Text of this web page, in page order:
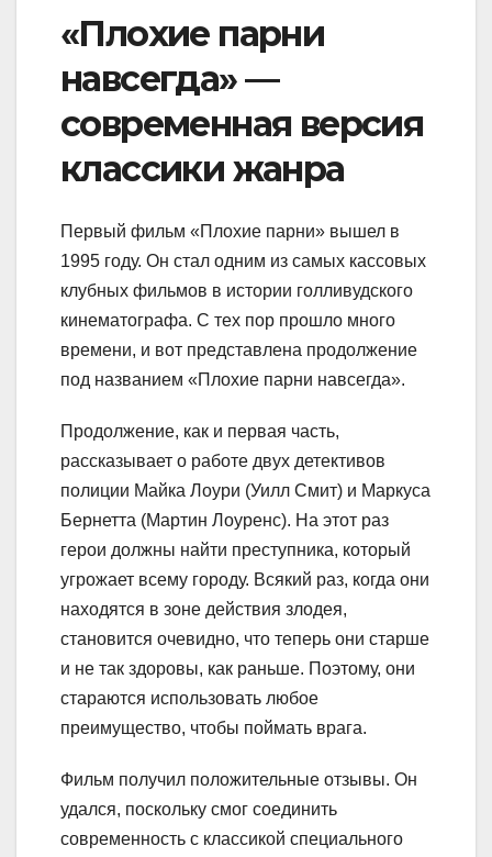
«Плохие парни
навсегда» —
современная версия
классики жанра
Первый фильм «Плохие парни» вышел в
1995 году. Он стал одним из самых кассовых
клубных фильмов в истории голливудского
кинематографа. С тех пор прошло много
времени, и вот представлена продолжение
под названием «Плохие парни навсегда».
Продолжение, как и первая часть,
рассказывает о работе двух детективов
полиции Майка Лоури (Уилл Смит) и Маркуса
Бернетта (Мартин Лоуренс). На этот раз
герои должны найти преступника, который
угрожает всему городу. Всякий раз, когда они
находятся в зоне действия злодея,
становится очевидно, что теперь они старше
и не так здоровы, как раньше. Поэтому, они
стараются использовать любое
преимущество, чтобы поймать врага.
Фильм получил положительные отзывы. Он
удался, поскольку смог соединить
современность с классикой специального